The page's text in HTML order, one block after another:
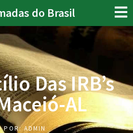
do Brasil
Das IRB’s
AL
POR:ADMIN